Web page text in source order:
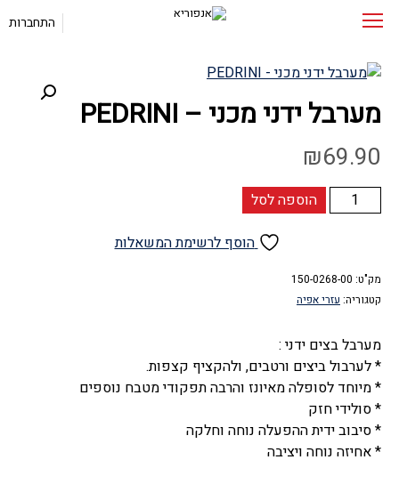
התחברות
מערבל ידני מכני – PEDRINI
₪69.90
כמות
של
מכני
-
הוספה לסל
הוסף לרשימת המשאלות
מק"ט: 150-0268-00
קטגוריה: עזרי אפיה
מערבל בצים ידני :
* לערבול ביצים ורטבים, ולהקציף קצפות.
* מיוחד לסופלה מאיונז והרבה תפקודי מטבח נוספים
* סולידי חזק
* סיבוב ידית ההפעלה נוחה וחלקה
* אחיזה נוחה ויציבה